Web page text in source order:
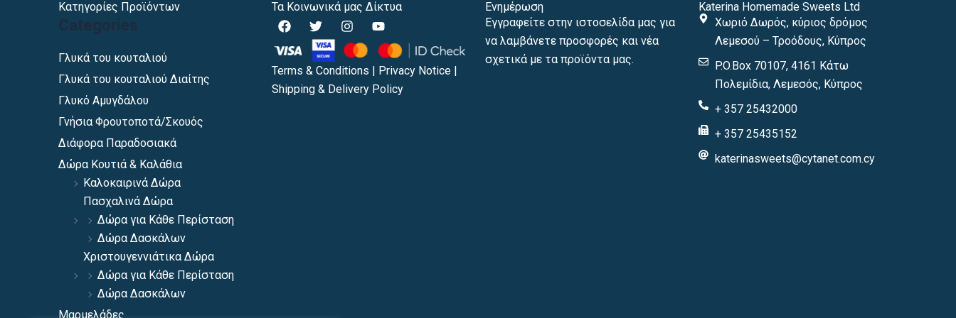
Κατηγορίες Προϊόντων
Categories
Γλυκά του κουταλιού
Γλυκά του κουταλιού Διαίτης
Γλυκό Αμυγδάλου
Γνήσια Φρουτοποτά/Σκουός
Διάφορα Παραδοσιακά
Δώρα Κουτιά & Καλάθια
Καλοκαιρινά Δώρα
Πασχαλινά Δώρα
Δώρα για Κάθε Περίσταση
Δώρα Δασκάλων
Χριστουγεννιάτικα Δώρα
Δώρα για Κάθε Περίσταση
Δώρα Δασκάλων
Μαρμελάδες
Τα Κοινωνικά μας Δίκτυα
F
a
c
e
b
o
o
T
w
i
t
t
e
r
I
n
s
t
a
g
r
Y
o
u
t
u
b
e
Terms & Conditions | Privacy Notice |
Shipping & Delivery Policy
Ενημέρωση
Εγγραφείτε στην ιστοσελίδα μας για
να λαμβάνετε προσφορές και νέα
σχετικά με τα προϊόντα μας.
Katerina Homemade Sweets Ltd
Χωριό Δωρός, κύριος δρόμος
Λεμεσού – Τροόδους, Κύπρος
P.O.Box 70107, 4161 Κάτω
Πολεμίδια, Λεμεσός, Κύπρος
+ 357 25432000
+ 357 25435152
katerinasweets@cytanet.com.cy